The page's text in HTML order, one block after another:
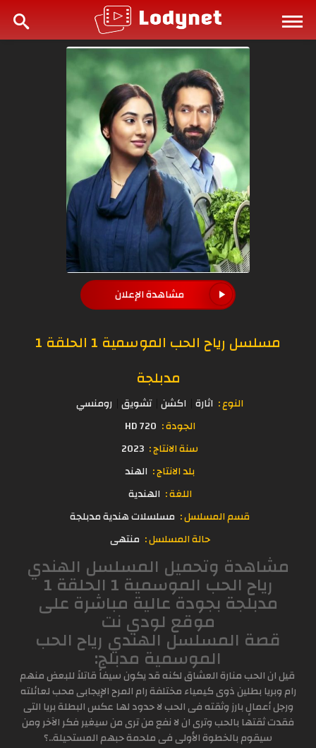
مشاهدة الإعلان
مسلسل رياح الحب الموسمية 1 الحلقة 1
مدبلجة
النوع : اثارة اكشن تشويق رومنسي
الجودة : 720 HD
سنة الانتاج : 2023
بلد الانتاج : الهند
اللغة : الهندية
قسم المسلسل : مسلسلات هندية مدبلجة
حالة المسلسل : منتهى
مشاهدة وتحميل المسلسل الهندي
رياح الحب الموسمية 1 الحلقة 1
مدبلجة بجودة عالية مباشرة على
موقع لودي نت
قصة المسلسل الهندي رياح الحب
الموسمية مدبلج:
قيل ان الحب منارة العشاق لكنه قد يكون سيفاً قاتلاً للبعض منهم
رام وبريا بطلين ذوى كيمياء مختلفة رام المرح الإيجابى محب لعائلته
ورجل أعمالٍ بارز وثقته فى الحب لا حدود لها عكس البطلة بريا التى
فقدت ثقتها بالحب وترى ان لا نفع من ترى من سيغير فكر الآخر ومن
سيقوم بالخطوة الأولى فى ملحمة حبهم المستحيلة..؟